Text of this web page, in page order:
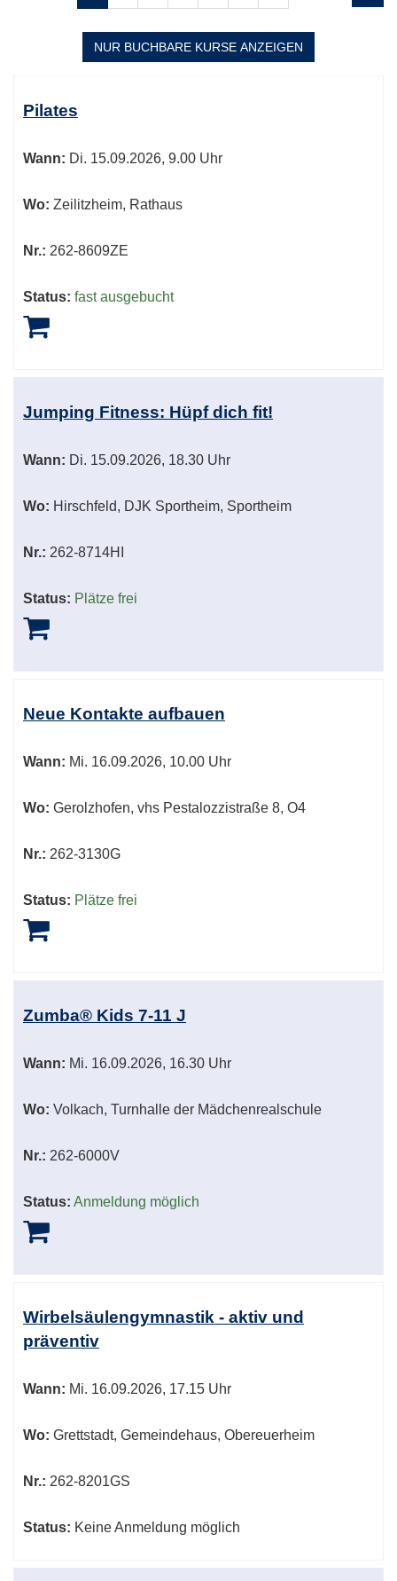
blättern
NUR BUCHBARE KURSE ANZEIGEN
Tabellenüberschriften
können
werden.
Pilates
Wann: Di. 15.09.2026, 9.00 Uhr
Wo: Zeilitzheim, Rathaus
Nr.: 262-8609ZE
Status: fast ausgebucht
Jumping Fitness: Hüpf dich fit!
Wann: Di. 15.09.2026, 18.30 Uhr
Wo: Hirschfeld, DJK Sportheim, Sportheim
Nr.: 262-8714HI
Status: Plätze frei
Neue Kontakte aufbauen
Wann: Mi. 16.09.2026, 10.00 Uhr
Wo: Gerolzhofen, vhs Pestalozzistraße 8, O4
Nr.: 262-3130G
Status: Plätze frei
Zumba® Kids 7-11 J
Wann: Mi. 16.09.2026, 16.30 Uhr
Wo: Volkach, Turnhalle der Mädchenrealschule
Nr.: 262-6000V
Status: Anmeldung möglich
Wirbelsäulengymnastik - aktiv und
präventiv
Wann: Mi. 16.09.2026, 17.15 Uhr
Wo: Grettstadt, Gemeindehaus, Obereuerheim
Nr.: 262-8201GS
Status: Keine Anmeldung möglich